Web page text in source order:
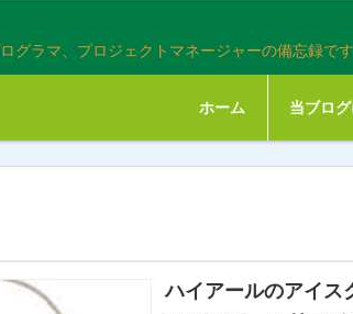
グラマ、プロジェクトマネージャーの備忘録で
ホーム 当ブロ
ハイアールのアイス